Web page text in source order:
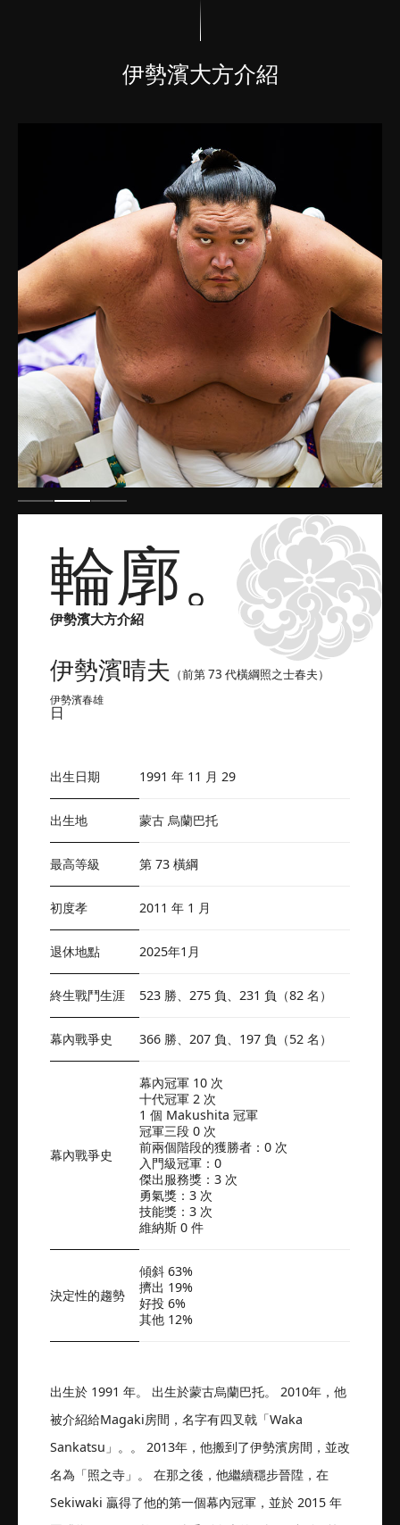
伊勢濱大方介紹
伊勢濱大方介紹
輪廓。
伊勢濱晴夫 （前第 73 代橫綱照之士春夫）
伊勢濱春雄
日
出生日期 1991 年 11 月 29
出生地 蒙古 烏蘭巴托
最高等級 第 73 橫綱
初度孝 2011 年 1 月
退休地點 2025年1月
終生戰鬥生涯 523 勝、275 負、231 負（82 名）
幕內戰爭史 366 勝、207 負、197 負（52 名）
幕內戰爭史
幕內冠軍 10 次
十代冠軍 2 次
1 個 Makushita 冠軍
冠軍三段 0 次
前兩個階段的獲勝者：0 次
入門級冠軍：0
傑出服務獎：3 次
勇氣獎：3 次
技能獎：3 次
維納斯 0 件
決定性的趨勢
傾斜 63%
擠出 19%
好投 6%
其他 12%
出生於 1991 年。 出生於蒙古烏蘭巴托。 2010年，他
被介紹給Magaki房間，名字有四叉戟「Waka
Sankatsu」。。 2013年，他搬到了伊勢濱房間，並改
名為「照之寺」。 在那之後，他繼續穩步晉陞，在
Sekiwaki 贏得了他的第一個幕內冠軍，並於 2015 年